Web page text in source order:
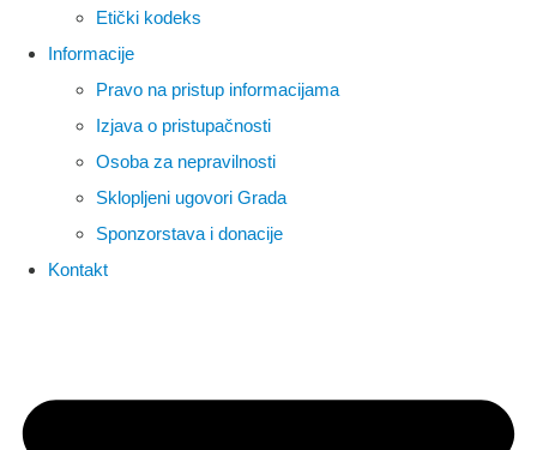
Etički kodeks
Informacije
Pravo na pristup informacijama
Izjava o pristupačnosti
Osoba za nepravilnosti
Sklopljeni ugovori Grada
Sponzorstava i donacije
Kontakt